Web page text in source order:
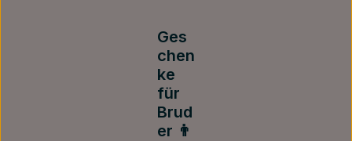
Ges
chen
ke
für
Brud
er 👨